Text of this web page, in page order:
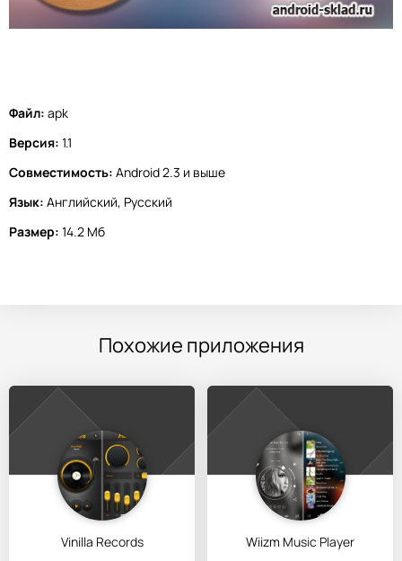
Файл: apk
Версия: 1.1
Совместимость: Android 2.3 и выше
Язык: Английский, Русский
Размер: 14.2 Мб
Похожие приложения
Vinilla Records Wiizm Music Player